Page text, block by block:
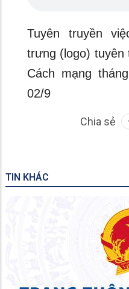
Tuyên truyền
trưng (logo) tuyên
Cách mạng
02/9
Chia sẻ
TIN KHÁC